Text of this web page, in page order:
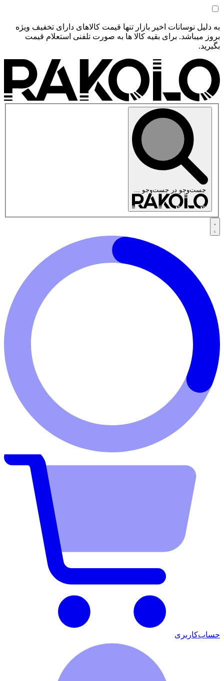
به دلیل نوسانات اخیر بازار تنها قیمت کالاهای دارای تخفیف ویژه
بروز میباشد. برای بقیه کالا ها به صورت تلفنی استعلام قیمت
بگیرید.
جست‌وجو در جست‌وجو ...
حساب‌کاربری